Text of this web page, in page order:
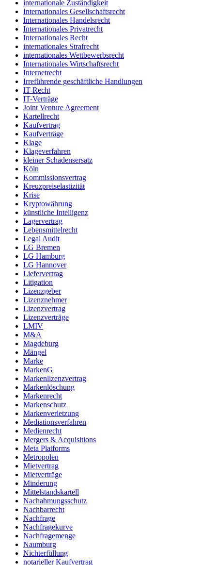
internationale Zuständigkeit
Internationales Gesellschaftsrecht
Internationales Handelsrecht
Internationales Privatrecht
Internationales Recht
internationales Strafrecht
internationales Wettbewerbsrecht
Internationales Wirtschaftsrecht
Internetrecht
Irreführende geschäftliche Handlungen
IT-Recht
IT-Verträge
Joint Venture Agreement
Kartellrecht
Kaufvertrag
Kaufverträge
Klage
Klageverfahren
kleiner Schadensersatz
Köln
Kommissionsvertrag
Kreuzpreiselastizität
Krise
Kryptowährung
künstliche Intelligenz
Lagervertrag
Lebensmittelrecht
Legal Audit
LG Bremen
LG Hamburg
LG Hannover
Liefervertrag
Litigation
Lizenzgeber
Lizenznehmer
Lizenzvertrag
Lizenzverträge
LMIV
M&A
Magdeburg
Mängel
Marke
MarkenG
Markenlizenzvertrag
Markenlöschung
Markenrecht
Markenschutz
Markenverletzung
Mediationsverfahren
Medienrecht
Mergers & Acquisitions
Meta Platforms
Metropolen
Mietvertrag
Mietverträge
Minderung
Mittelstandskartell
Nachahmungsschutz
Nachbarrecht
Nachfrage
Nachfragekurve
Nachfragemenge
Naumburg
Nichterfüllung
notarieller Kaufvertrag